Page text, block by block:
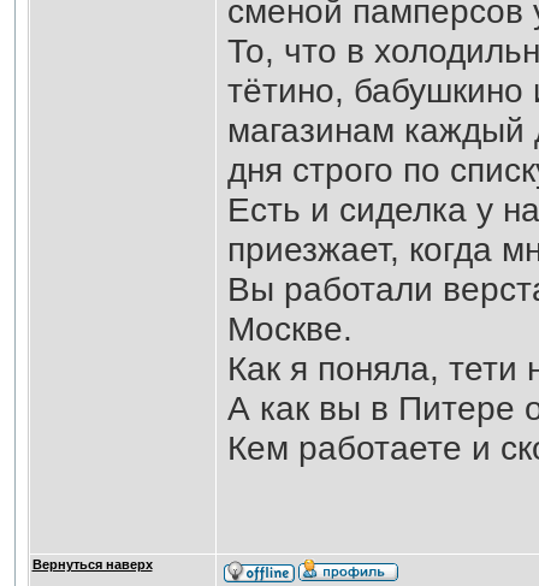
сменой памперсов
То, что в
тётино,
магазинам каждый
дня строго по
Есть и сиделка у
приезжает, когда
Вы работали
Москве.
Как я поняла, тети
А как вы в Питере
Кем работаете и
Вернуться наверх